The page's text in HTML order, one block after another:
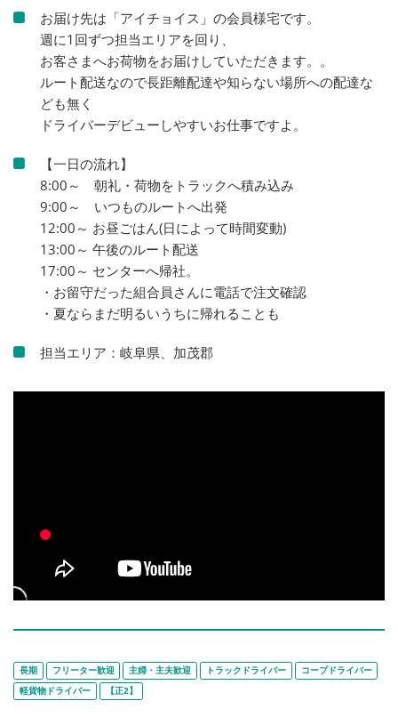
お届け先は「アイチョイス」の会員様宅です。
週に1回ずつ担当エリアを回り、
お客さまへお荷物をお届けしていただきます。。
ルート配送なので長距離配達や知らない場所への配達な
ども無く
ドライバーデビューしやすいお仕事ですよ。
【一日の流れ】
8:00～ 朝礼・荷物をトラックへ積み込み
9:00～ いつものルートへ出発
12:00～ お昼ごはん(日によって時間変動)
13:00～ 午後のルート配送
17:00～ センターへ帰社。
・お留守だった組合員さんに電話で注文確認
・夏ならまだ明るいうちに帰れることも
担当エリア：岐阜県、加茂郡
長期 フリーター歓迎 主婦・主夫歓迎 トラックドライバー
コープドライバー
軽貨物ドライバー
【正2】